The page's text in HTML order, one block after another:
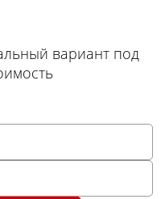
вариант под